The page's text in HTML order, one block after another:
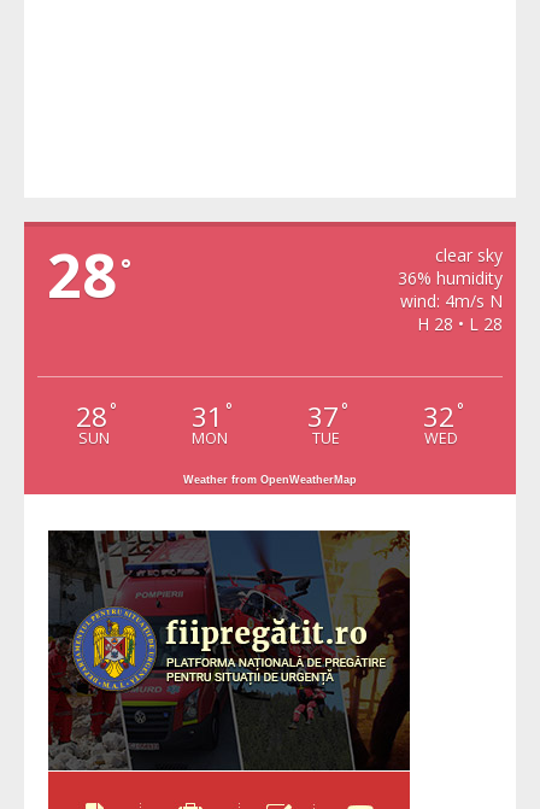
28°
clear sky
36% humidity
wind: 4m/s N
H 28 • L 28
28 °
SUN
31 °
MON
37 °
TUE
32 °
WED
Weather from OpenWeatherMap